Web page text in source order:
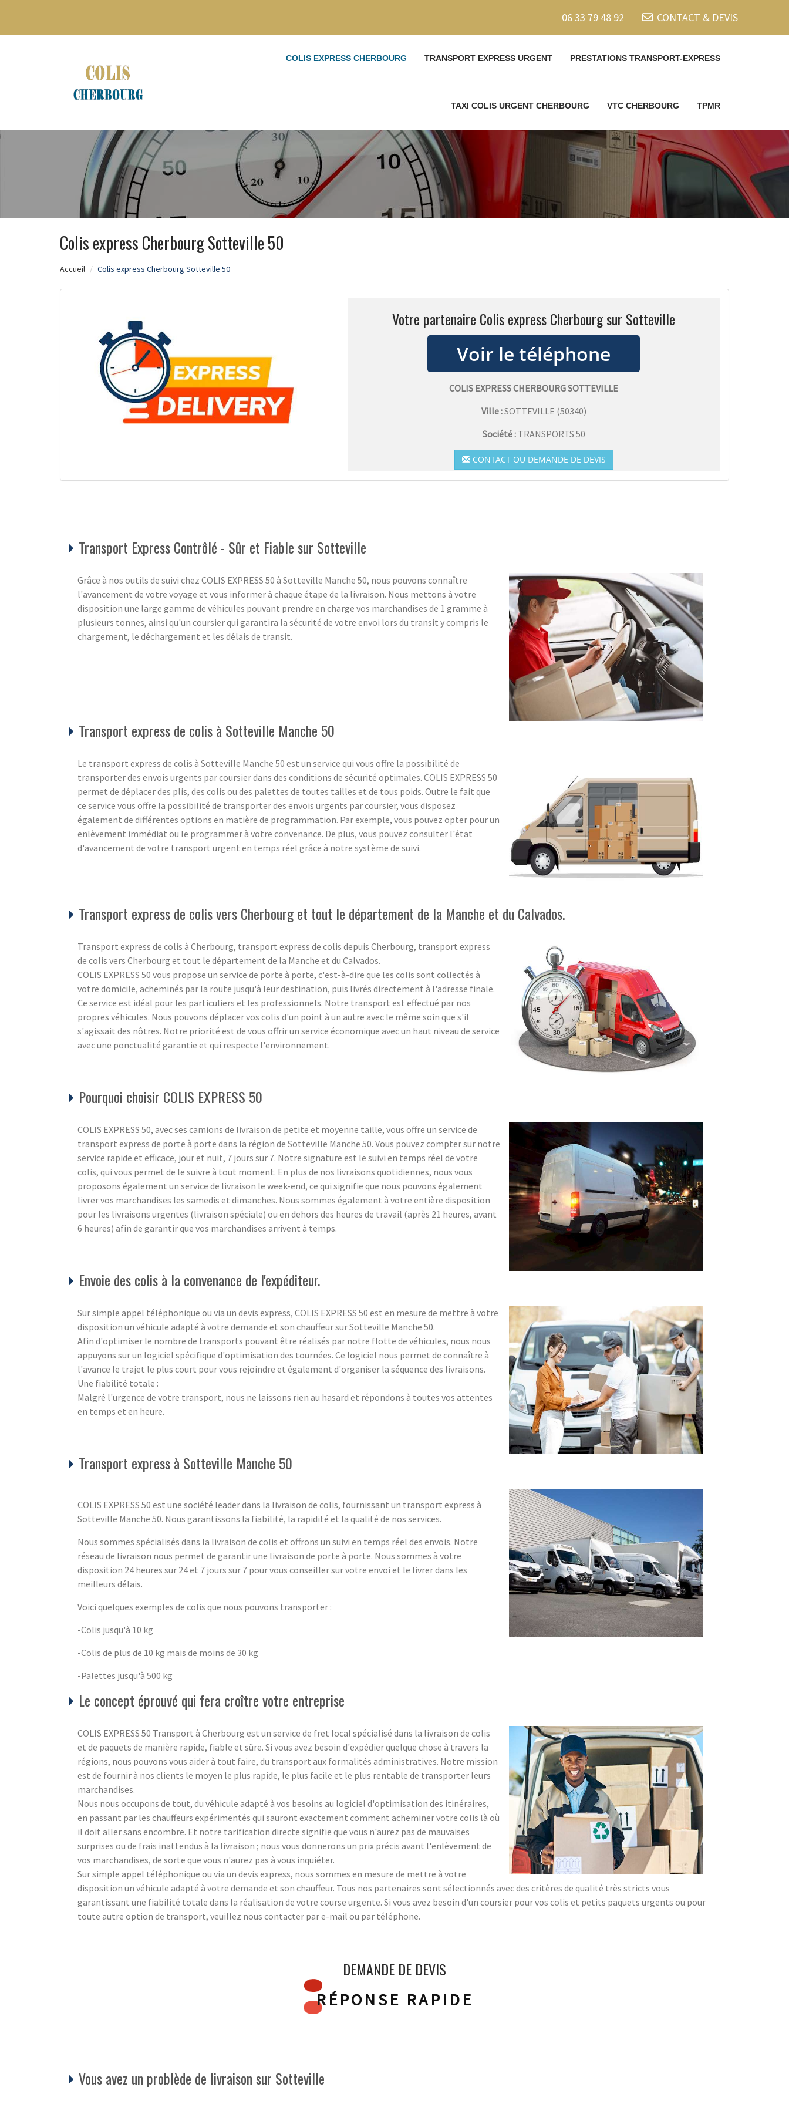
06 33 79 48 92 CONTACT & DEVIS
COLIS EXPRESS CHERBOURG TRANSPORT EXPRESS URGENT PRESTATIONS TRANSPORT-EXPRESS
TAXI COLIS URGENT CHERBOURG VTC CHERBOURG TPMR
Colis express Cherbourg Sotteville 50
Accueil Colis express Cherbourg Sotteville 50
Votre partenaire Colis express Cherbourg sur Sotteville
COLIS EXPRESS CHERBOURG SOTTEVILLE
Ville :SOTTEVILLE (50340)
Société : TRANSPORTS 50
CONTACT OU DEMANDE DE DEVIS
Transport Express Contrôlé - Sûr et Fiable sur Sotteville
Grâce à nos outils de suivi chez COLIS EXPRESS 50 à Sotteville Manche 50, nous pouvons connaître
l'avancement de votre voyage et vous informer à chaque étape de la livraison. Nous mettons à votre
disposition une large gamme de véhicules pouvant prendre en charge vos marchandises de 1 gramme à
plusieurs tonnes, ainsi qu'un coursier qui garantira la sécurité de votre envoi lors du transit y compris le
chargement, le déchargement et les délais de transit.
Transport express de colis à Sotteville Manche 50
Le transport express de colis à Sotteville Manche 50 est un service qui vous offre la possibilité de
transporter des envois urgents par coursier dans des conditions de sécurité optimales. COLIS EXPRESS 50
permet de déplacer des plis, des colis ou des palettes de toutes tailles et de tous poids. Outre le fait que
ce service vous offre la possibilité de transporter des envois urgents par coursier, vous disposez
également de différentes options en matière de programmation. Par exemple, vous pouvez opter pour un
enlèvement immédiat ou le programmer à votre convenance. De plus, vous pouvez consulter l'état
d'avancement de votre transport urgent en temps réel grâce à notre système de suivi.
Transport express de colis vers Cherbourg et tout le département de la Manche et du Calvados.
Transport express de colis à Cherbourg, transport express de colis depuis Cherbourg, transport express
de colis vers Cherbourg et tout le département de la Manche et du Calvados.
COLIS EXPRESS 50 vous propose un service de porte à porte, c'est-à-dire que les colis sont collectés à
votre domicile, acheminés par la route jusqu'à leur destination, puis livrés directement à l'adresse finale.
Ce service est idéal pour les particuliers et les professionnels. Notre transport est effectué par nos
propres véhicules. Nous pouvons déplacer vos colis d'un point à un autre avec le même soin que s'il
s'agissait des nôtres. Notre priorité est de vous offrir un service économique avec un haut niveau de service
avec une ponctualité garantie et qui respecte l'environnement.
Pourquoi choisir COLIS EXPRESS 50
COLIS EXPRESS 50, avec ses camions de livraison de petite et moyenne taille, vous offre un service de
transport express de porte à porte dans la région de Sotteville Manche 50. Vous pouvez compter sur notre
service rapide et efficace, jour et nuit, 7 jours sur 7. Notre signature est le suivi en temps réel de votre
colis, qui vous permet de le suivre à tout moment. En plus de nos livraisons quotidiennes, nous vous
proposons également un service de livraison le week-end, ce qui signifie que nous pouvons également
livrer vos marchandises les samedis et dimanches. Nous sommes également à votre entière disposition
pour les livraisons urgentes (livraison spéciale) ou en dehors des heures de travail (après 21 heures, avant
6 heures) afin de garantir que vos marchandises arrivent à temps.
Envoie des colis à la convenance de l'expéditeur.
Sur simple appel téléphonique ou via un devis express, COLIS EXPRESS 50 est en mesure de mettre à votre
disposition un véhicule adapté à votre demande et son chauffeur sur Sotteville Manche 50.
Afin d'optimiser le nombre de transports pouvant être réalisés par notre flotte de véhicules, nous nous
appuyons sur un logiciel spécifique d'optimisation des tournées. Ce logiciel nous permet de connaître à
l'avance le trajet le plus court pour vous rejoindre et également d'organiser la séquence des livraisons.
Une fiabilité totale :
Malgré l'urgence de votre transport, nous ne laissons rien au hasard et répondons à toutes vos attentes
en temps et en heure.
Transport express à Sotteville Manche 50
COLIS EXPRESS 50 est une société leader dans la livraison de colis, fournissant un transport express à
Sotteville Manche 50. Nous garantissons la fiabilité, la rapidité et la qualité de nos services.
Nous sommes spécialisés dans la livraison de colis et offrons un suivi en temps réel des envois. Notre
réseau de livraison nous permet de garantir une livraison de porte à porte. Nous sommes à votre
disposition 24 heures sur 24 et 7 jours sur 7 pour vous conseiller sur votre envoi et le livrer dans les
meilleurs délais.
Voici quelques exemples de colis que nous pouvons transporter :
-Colis jusqu'à 10 kg
-Colis de plus de 10 kg mais de moins de 30 kg
-Palettes jusqu'à 500 kg
Le concept éprouvé qui fera croître votre entreprise
COLIS EXPRESS 50 Transport à Cherbourg est un service de fret local spécialisé dans la livraison de colis
et de paquets de manière rapide, fiable et sûre. Si vous avez besoin d'expédier quelque chose à travers la
régions, nous pouvons vous aider à tout faire, du transport aux formalités administratives. Notre mission
est de fournir à nos clients le moyen le plus rapide, le plus facile et le plus rentable de transporter leurs
marchandises.
Nous nous occupons de tout, du véhicule adapté à vos besoins au logiciel d'optimisation des itinéraires,
en passant par les chauffeurs expérimentés qui sauront exactement comment acheminer votre colis là où
il doit aller sans encombre. Et notre tarification directe signifie que vous n'aurez pas de mauvaises
surprises ou de frais inattendus à la livraison ; nous vous donnerons un prix précis avant l'enlèvement de
vos marchandises, de sorte que vous n'aurez pas à vous inquiéter.
Sur simple appel téléphonique ou via un devis express, nous sommes en mesure de mettre à votre
disposition un véhicule adapté à votre demande et son chauffeur. Tous nos partenaires sont sélectionnés avec des critères de qualité très stricts vous
garantissant une fiabilité totale dans la réalisation de votre course urgente. Si vous avez besoin d'un coursier pour vos colis et petits paquets urgents ou pour
toute autre option de transport, veuillez nous contacter par e-mail ou par téléphone.
DEMANDE DE DEVIS
RÉPONSE RAPIDE
Vous avez un problède de livraison sur Sotteville